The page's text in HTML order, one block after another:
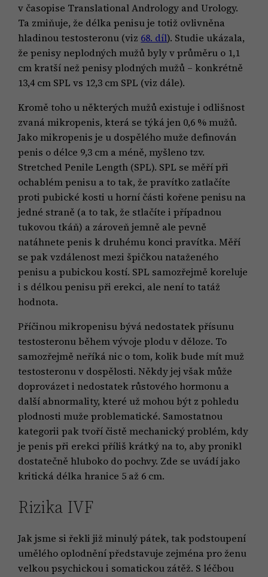
v časopise Translational Andrology and Urology.
Ta zmiňuje, že délka penisu je totiž ovlivněna
hladinou testosteronu (viz 68. díl). Studie ukázala,
že penisy neplodných mužů byly v průměru o 1,1
cm kratší než penisy plodných mužů – konkrétně
13,4 cm SPL vs 12,3 cm SPL (viz dále).
Kromě toho u některých mužů existuje i odlišnost
zvaná mikropenis, která se týká jen 0,6 % mužů.
Jako mikropenis je u dospělého muže definován
penis o délce 9,3 cm a méně, myšleno tzv.
Stretched Penile Length (SPL). SPL se měří při
ochablém penisu a to tak, že pravítko zatlačíte
proti pubické kosti u horní části kořene penisu na
jedné straně (a to tak, že stlačíte i případnou
tukovou tkáň) a zároveň jemně ale pevně
natáhnete penis k druhému konci pravítka. Měří
se pak vzdálenost mezi špičkou nataženého
penisu a pubickou kostí. SPL samozřejmě koreluje
i s délkou penisu při erekci, ale není to tatáž
hodnota.
Příčinou mikropenisu bývá nedostatek přísunu
testosteronu během vývoje plodu v děloze. To
samozřejmě neříká nic o tom, kolik bude mít muž
testosteronu v dospělosti. Někdy jej však může
doprovázet i nedostatek růstového hormonu a
další abnormality, které už mohou být z pohledu
plodnosti muže problematické. Samostatnou
kategorii pak tvoří čistě mechanický problém, kdy
je penis při erekci příliš krátký na to, aby pronikl
dostatečně hluboko do pochvy. Zde se uvádí jako
kritická délka hranice 5 až 6 cm.
Rizika IVF
Jak jsme si řekli již minulý pátek, tak podstoupení
umělého oplodnění představuje zejména pro ženu
velkou psychickou i somatickou zátěž. S léčbou